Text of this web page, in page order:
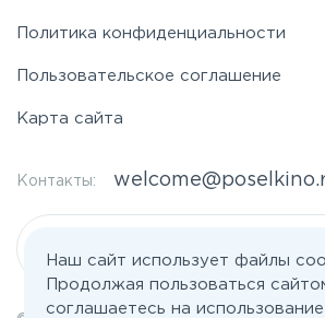
Политика конфиденциальности
Пользовательское соглашение
Карта сайта
Контакты:
Наш сайт использует файлы
Продолжая пользоваться
соглашаетесь на